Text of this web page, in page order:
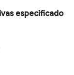
especificado